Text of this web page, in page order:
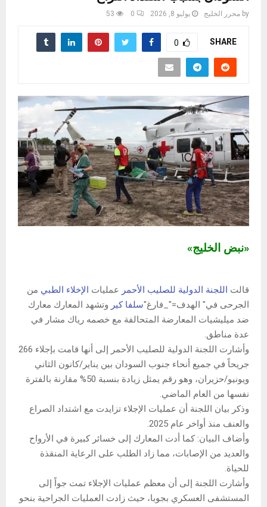
by محرر الخليج يوليو 8, 2026 0
53
SHARE
0
«نبض الخليج»
قالت اللجنة الدولية للصليب الأحمر عمليات الإخلاء الطبي من
الجرحى في" الهدف="_فارغ"سلفا كير وتشهد المعارك معارك
ضد ميليشيات المعارضة المتحالفة مع خصمه رياك مشار في
عدة مناطق.
وأشارت اللجنة الدولية للصليب الأحمر إلى أنها قامت بإجلاء 266
جريحاً في جميع أنحاء جنوب السودان بين يناير/كانون الثاني
ويونيو/حزيران، وهو رقم يمثل زيادة بنسبة 50% مقارنة بالفترة
نفسها من العام الماضي.
وذكر بيان اللجنة أن عمليات الإجلاء تزايدت مع اشتداد الصراع
والعنف منذ أواخر عام 2025.
وأضاف البيان: كما أدت المعارك إلى خسائر كبيرة في الأرواح
والعديد من الإصابات، مما زاد الطلب على الرعاية المنقذة
للحياة.
وأشارت اللجنة إلى أن معظم عمليات الإجلاء تمت جواً إلى
المستشفى العسكري بجوبا، حيث زادت العمليات الجراحية بنحو